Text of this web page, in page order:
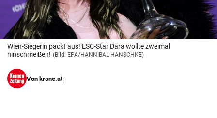
© Krone Multimedia GmbH & Co KG 2026
Muthgasse 2, 1190 Wien
Wien-Siegerin packt aus! ESC-Star Dara wollte zweimal
hinschmeißen! (Bild: EPA/HANNIBAL HANSCHKE)
Von krone.at